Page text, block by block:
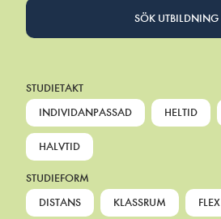
SÖK UTBILDNING
STUDIETAKT
INDIVIDANPASSAD
HELTID
HALVTID
STUDIEFORM
DISTANS
KLASSRUM FLEX